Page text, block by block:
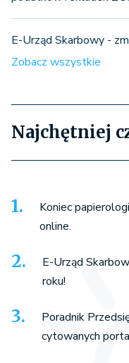
E-Urząd Skarbowy -
Zobacz wszystkie
Najchętniej
Koniec
online.
E-Urząd
roku!
Poradnik
cytowanych